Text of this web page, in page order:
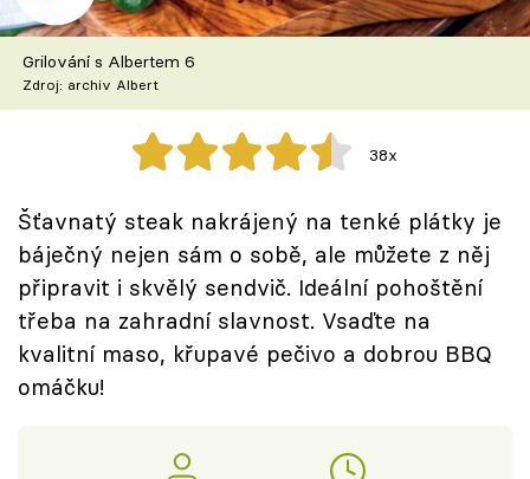
Recepty z TV
Speciál: Cuketa
Těhotnej kuchař
Sledujte prima+
Přihlášení
Sledujte nás
Grilování s Albertem 6
Zdroj: archiv Albert
38x
Šťavnatý steak nakrájený na tenké plátky je
báječný nejen sám o sobě, ale můžete z něj
připravit i skvělý sendvič. Ideální pohoštění
třeba na zahradní slavnost. Vsaďte na
kvalitní maso, křupavé pečivo a dobrou BBQ
omáčku!